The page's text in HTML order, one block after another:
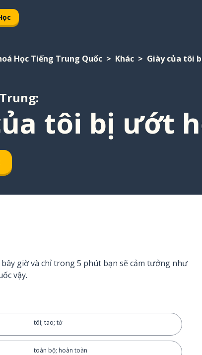
Học Tiếng Trung Quốc Khác Giày của tôi
tôi bị ướt
giờ và chỉ trong 5 phút bạn sẽ cảm tưởng như
vậy.
tôi; tao; tớ
toàn bộ; hoàn toàn